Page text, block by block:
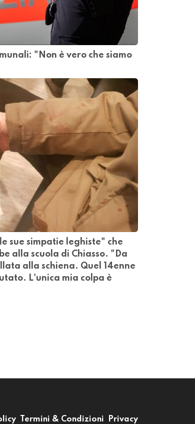
"Non è vero che siamo
sue simpatie leghiste" che
alla scuola di Chiasso. "Da
alla schiena. Quel 14enne
L'unica mia colpa è